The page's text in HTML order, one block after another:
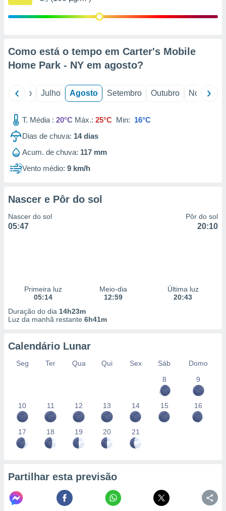
estudos
de
1199
Como está o tempo em Carter's Mobile
Home Park - NY em agosto?
Junho Julho Agosto Setembro Outubro Novembro
T. Média : 20°C Máx.: 25°C Min: 16°C
Dias de chuva: 14dias
Acum. de chuva: 117 mm
Vento médio: 9 km/h
Nascer e Pôr do sol
Nascer do sol
05:47
Pôr do sol
20:10
Primeira luz
05:14
Meio-dia
12:59
Última luz
20:43
Duração do dia 14h23m
Luz da manhã restante 6h41m
Calendário Lunar
Seg Ter Qua Qui Sex Sáb
Domo
8
9
10 11 12 13 14 15 16
17 18 19 20 21
Partilhar esta previsão